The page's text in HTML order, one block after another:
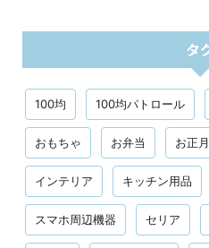
タ
100均 100均パトロール
おもちゃ お弁当 お正月
インテリア キッチン用品
スマホ周辺機器 セリア